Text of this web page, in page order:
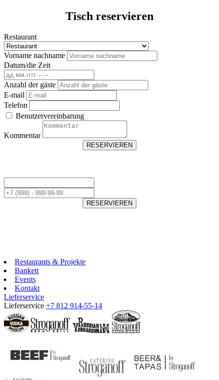
Tisch reservieren
Restaurant
Vorname nachname
Datum/die Zeit
Anzahl der gäste
E-mail
Telefon
Benutzervereinbarung
Kommentar
RESERVIEREN
RESERVIEREN
Restaurants & Projekte
Bankett
Events
Kontakt
Lieferservice
Lieferservice +7 812 914-55-14